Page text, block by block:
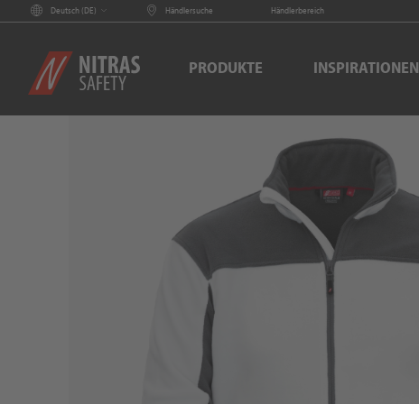
Deutsch (DE) Händlersuche Händlerbereich
PRODUKTE INSPIRATIONEN